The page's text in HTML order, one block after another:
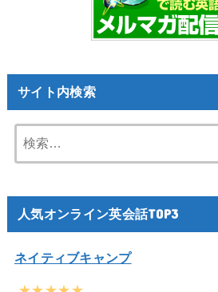
サイト内検索
索:
人気オンライン英会話TOP3
ネイティブキャンプ